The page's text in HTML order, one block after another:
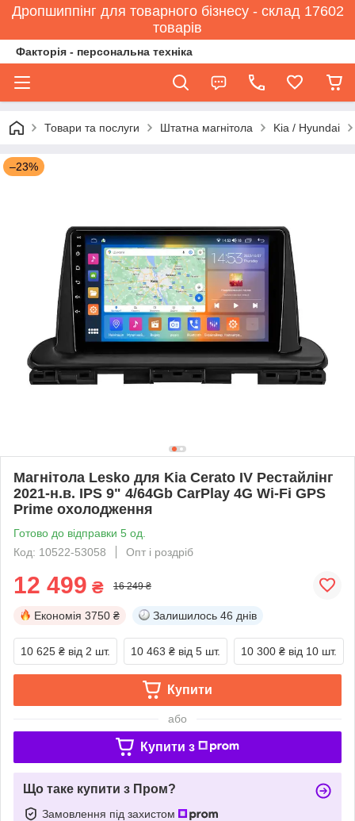
Дропшиппінг для товарного бізнесу - склад 17602
товарів
Факторія - персональна техніка
Товари та послуги Штатна магнітола Kia / Hyundai
–23%
Магнітола Lesko для Kia Cerato IV Рестайлінг
2021-н.в. IPS 9" 4/64Gb CarPlay 4G Wi-Fi GPS
Prime охолодження
Готово до відправки 5 од.
Код: 10522-53058
Опт і роздріб
12 499 ₴ 16 249 ₴
Економія 3750 ₴ Залишилось 46 днів
10 625 ₴ від 2 шт. 10 463 ₴ від 5 шт. 10 300 ₴ від 10 шт.
Купити
або
Купити з
Що таке купити з Пром?
Замовлення під захистом